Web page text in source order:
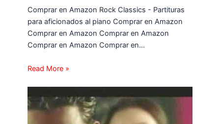
Comprar en Amazon Rock Classics - Partituras
para aficionados al piano Comprar en Amazon
Comprar en Amazon Comprar en Amazon
Comprar en Amazon Comprar en…
Read More »